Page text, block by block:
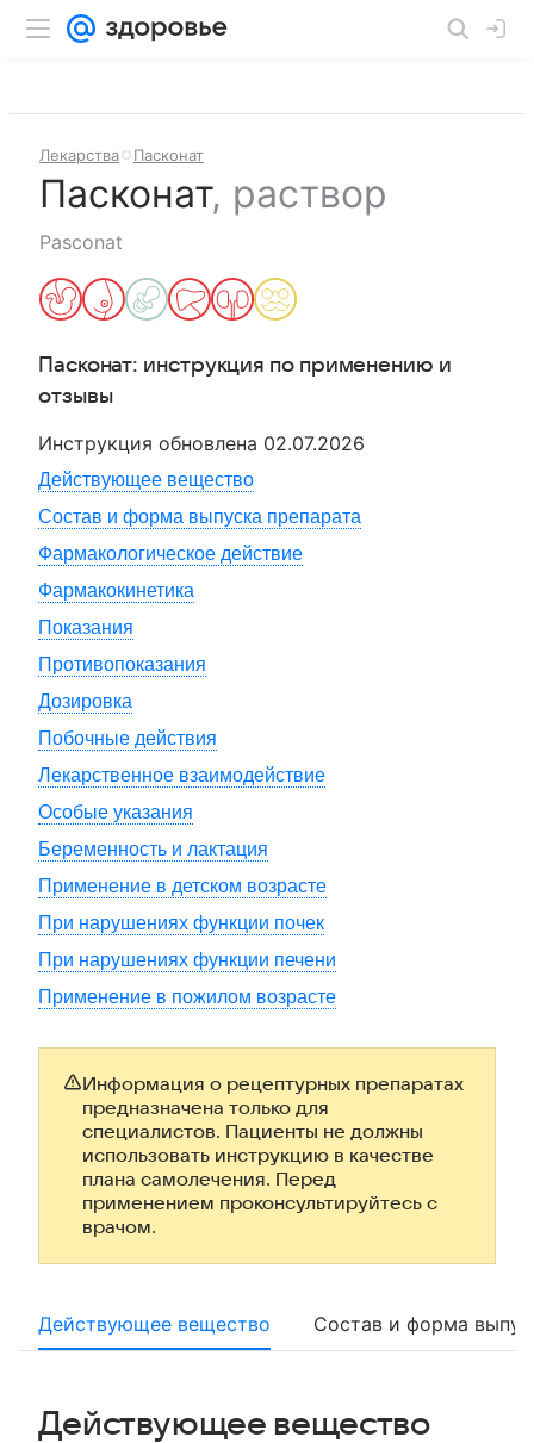
Лекарства Пасконат
Пасконат, раствор
Pasconat
Пасконат: инструкция по применению и
отзывы
Инструкция обновлена 02.07.2026
Действующее вещество
Состав и форма выпуска препарата
Фармакологическое действие
Фармакокинетика
Показания
Противопоказания
Дозировка
Побочные действия
Лекарственное взаимодействие
Особые указания
Беременность и лактация
Применение в детском возрасте
При нарушениях функции почек
При нарушениях функции печени
Применение в пожилом возрасте
Информация о рецептурных препаратах
предназначена только для
специалистов. Пациенты не должны
использовать инструкцию в качестве
плана самолечения. Перед
применением проконсультируйтесь с
врачом.
Действующее вещество Состав и форма
Действующее вещество